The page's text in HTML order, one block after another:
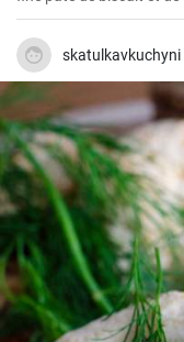
skatulkavkuchyni